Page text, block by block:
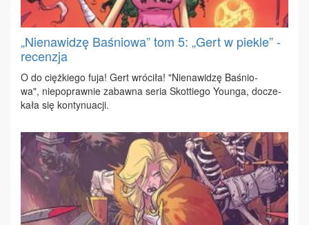
„Nienawidzę Baśniowa” tom 5: „Gert w piekle” -
recenzja
O do cięż­kie­go fu­ja! Gert wró­ci­ła! "Nie­na­wi­dzę Ba­śnio­
wa", nie­po­praw­nie za­baw­na se­ria Skot­tie­go Youn­ga, do­cze­
ka­ła się kon­ty­nu­acji.